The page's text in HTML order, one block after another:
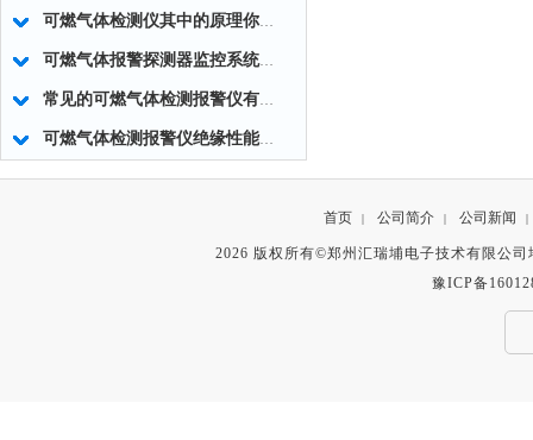
可燃气体检测仪其中的原理你真的知道吗?
可燃气体报警探测器监控系统的调试要求
常见的可燃气体检测报警仪有哪些类型？
可燃气体检测报警仪绝缘性能的主要因素
首页 | 公司简介 | 公司新闻 |
2026 版权所有©郑州汇瑞埔电子技术有限公
豫ICP备